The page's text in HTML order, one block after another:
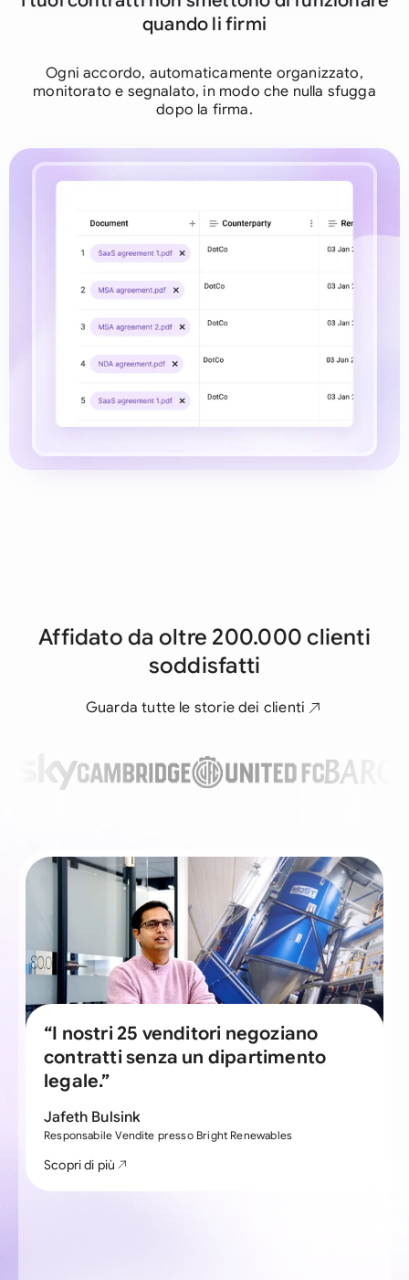
quando li firmi
Ogni accordo, automaticamente organizzato,
monitorato e segnalato, in modo che nulla sfugga
dopo la firma.
Affidato da oltre 200.000 clienti
soddisfatti
Guarda tutte le storie dei clienti
Guarda il video
“I nostri 25 venditori negoziano
contratti senza un dipartimento
legale.”
Jafeth Bulsink
Responsabile Vendite presso Bright Renewables
Scopri di più